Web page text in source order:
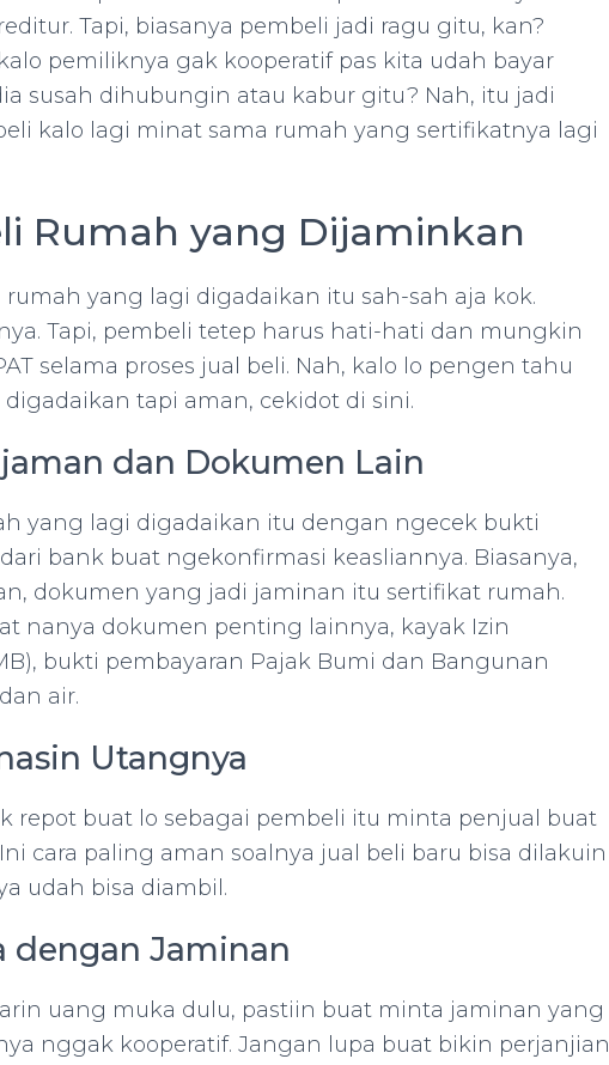
Tapi, biasanya pembeli jadi ragu gitu, kan?
pemiliknya gak kooperatif pas kita udah bayar
susah dihubungin atau kabur gitu? Nah, itu jadi
kalo lagi minat sama rumah yang sertifikatnya lagi
Rumah yang Dijaminkan
yang lagi digadaikan itu sah-sah aja kok.
Tapi, pembeli tetep harus hati-hati dan mungkin
selama proses jual beli. Nah, kalo lo pengen tahu
tapi aman, cekidot di sini.
dan Dokumen Lain
yang lagi digadaikan itu dengan ngecek bukti
bank buat ngekonfirmasi keasliannya. Biasanya,
dokumen yang jadi jaminan itu sertifikat rumah.
nanya dokumen penting lainnya, kayak Izin
bukti pembayaran Pajak Bumi dan Bangunan
air.
Utangnya
repot buat lo sebagai pembeli itu minta penjual buat
cara paling aman soalnya jual beli baru bisa dilakuin
udah bisa diambil.
dengan Jaminan
uang muka dulu, pastiin buat minta jaminan yang
nggak kooperatif. Jangan lupa buat bikin perjanjian